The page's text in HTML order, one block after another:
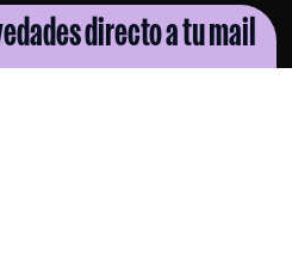
directo a tu mail